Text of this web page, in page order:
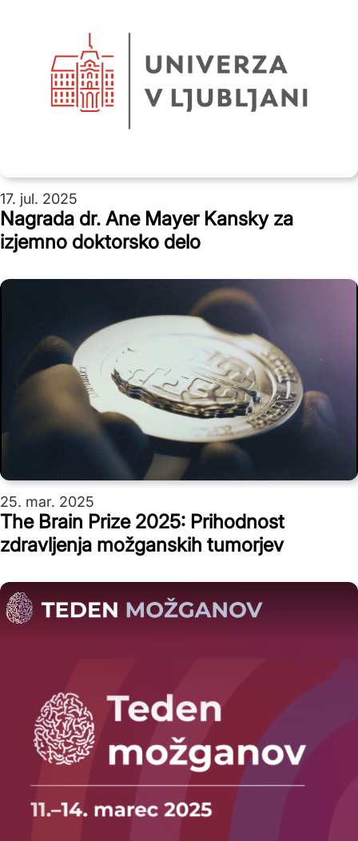
17. jul. 2025
Nagrada dr. Ane Mayer Kansky za
izjemno doktorsko delo
25. mar. 2025
The Brain Prize 2025: Prihodnost
zdravljenja možganskih tumorjev